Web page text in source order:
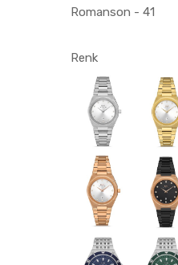
Romanson - 41
Renk